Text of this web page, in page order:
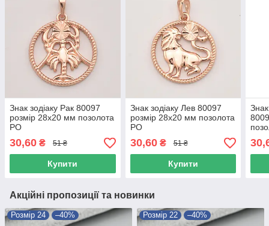
Знак зодіаку Рак 80097
розмір 28х20 мм позолота
РО
30,60 ₴ 51 ₴
Купити
Знак зодіаку Лев 80097
розмір 28х20 мм позолота
РО
30,60₴ 51 ₴
Купити
Акційні пропозиції та новинки
Розмір 24 –40% Розмір 22 –40%